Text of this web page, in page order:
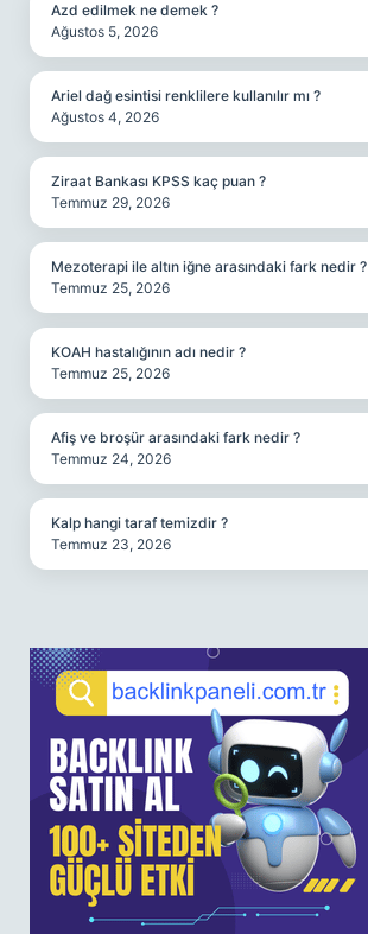
Azd edilmek ne demek ?
Ağustos 5, 2026
Ariel dağ esintisi renklilere kullanılır mı ?
Ağustos 4, 2026
Ziraat Bankası KPSS kaç puan ?
Temmuz 29, 2026
Mezoterapi ile altın iğne arasındaki fark nedir ?
Temmuz 25, 2026
KOAH hastalığının adı nedir ?
Temmuz 25, 2026
Afiş ve broşür arasındaki fark nedir ?
Temmuz 24, 2026
Kalp hangi taraf temizdir ?
Temmuz 23, 2026